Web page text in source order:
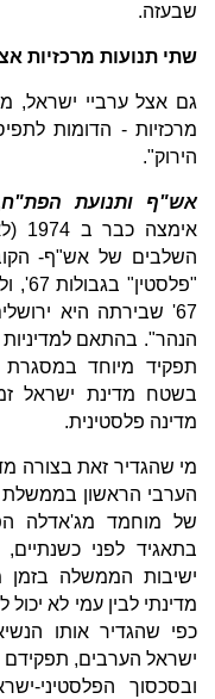
שבעזה.
שתי תנועות מרכזיות
גם אצל ערביי ישראל,
מרכזיות - הדומות
הירוק".
אש"ף ותנועת הפת"ח
השלבים של אש"ף-
67' שבירתה היא
הנהר". בהתאם
תפקיד מיוחד במסגרת
בשטח מדינת ישראל
מדינה פלסטינית.
מי שהגדיר זאת בצורה
הערבי הראשון
בתאגיד לפני
ישיבות הממשלה בזמן
מדינתי לבין עמי לא
כפי שהגדיר אותו
ישראל הערבים,
ובסכסוך הפלסטיני-